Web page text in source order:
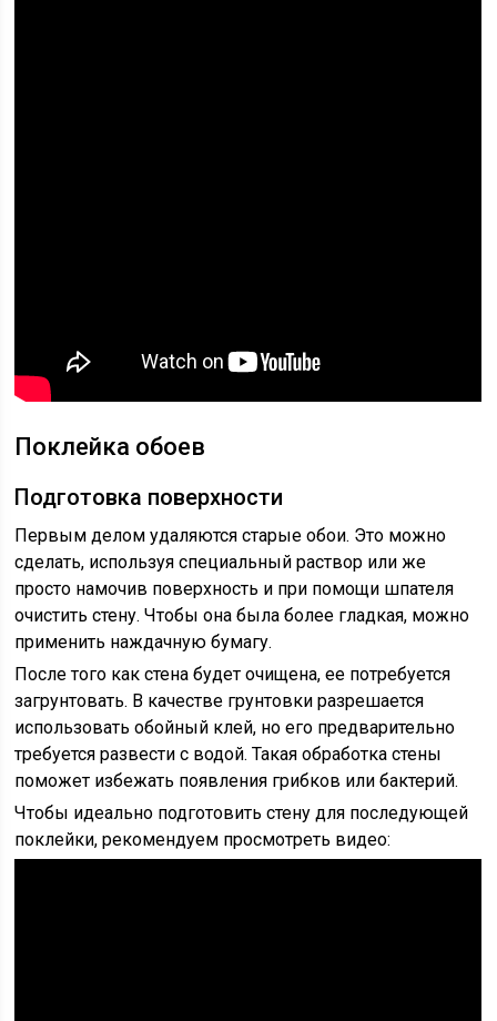
Поклейка обоев
Подготовка поверхности
Первым делом удаляются старые обои. Это можно
сделать, используя специальный раствор или же
просто намочив поверхность и при помощи шпателя
очистить стену. Чтобы она была более гладкая, можно
применить наждачную бумагу.
После того как стена будет очищена, ее потребуется
загрунтовать. В качестве грунтовки разрешается
использовать обойный клей, но его предварительно
требуется развести с водой. Такая обработка стены
поможет избежать появления грибков или бактерий.
Чтобы идеально подготовить стену для последующей
поклейки, рекомендуем просмотреть видео: